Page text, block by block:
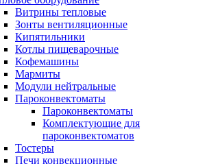
Витрины тепловые
Зонты вентиляционные
Кипятильники
Котлы пищеварочные
Кофемашины
Мармиты
Модули нейтральные
Пароконвектоматы
Пароконвектоматы
Комплектующие для
пароконвектоматов
Тостеры
Печи конвекционные